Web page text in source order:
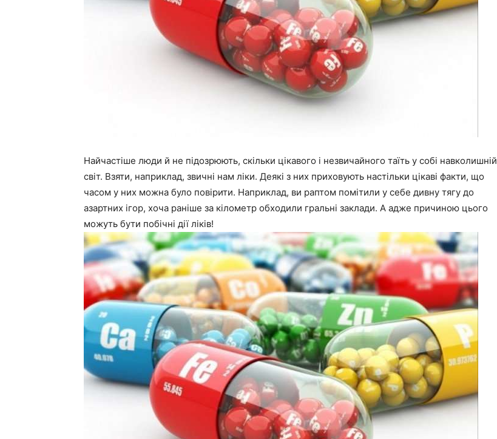
Найчастіше люди й не підозрюють, скільки цікавого і незвичайного таїть у собі навколишній
світ. Взяти, наприклад, звичні нам ліки. Деякі з них приховують настільки цікаві факти, що
часом у них можна було повірити. Наприклад, ви раптом помітили у себе дивну тягу до
азартних ігор, хоча раніше за кілометр обходили гральні заклади. А адже причиною цього
можуть бути побічні дії ліків!